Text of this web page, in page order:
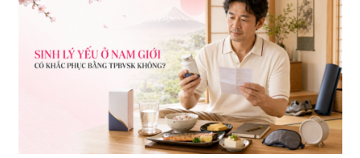
Viên uống hỗ trợ tăng cường
sinh lý nam Fujina Monster Shot
880.000 đ
Viên uống chống lão hóa, tăng
sức khỏe Yangmiwa NMN 60
viên
|42.588
5.500.000 đ